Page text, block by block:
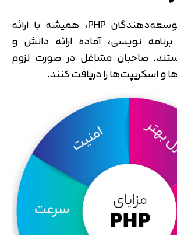
تعداد زیادی از توسعه‌دهندگان PHP، همیشه با ارائه
نویسی، آماده ارائه دانش و
صاحبان مشاغل در صورت لزوم
و اسکریپت‌ها را دریافت کنند.